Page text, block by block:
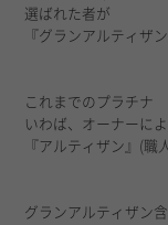
選ばれた者が
『グランアルティザ
これまでのプラチナ
いわば、オーナーに
『アルティザン』(職
グランアルティザン